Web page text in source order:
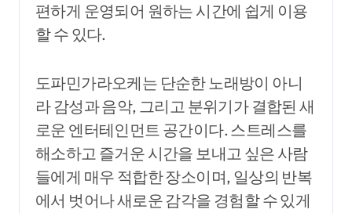
편하게 운영되어 원하는 시간에 쉽게 이용
할 수 있다.
도파민가라오케는 단순한 노래방이 아니
라 감성과 음악, 그리고 분위기가 결합된 새
로운 엔터테인먼트 공간이다. 스트레스를
해소하고 즐거운 시간을 보내고 싶은 사람
들에게 매우 적합한 장소이며, 일상의 반복
에서 벗어나 새로운 감각을 경험할 수 있게